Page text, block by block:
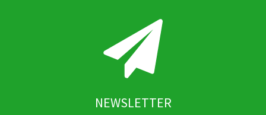
NEWSLETTER